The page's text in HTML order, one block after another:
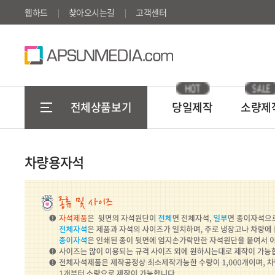
웹하드 찾아오시는길 고객센터
전체상품보기 당일제작
HOT
소량제
SALE
차량용자석